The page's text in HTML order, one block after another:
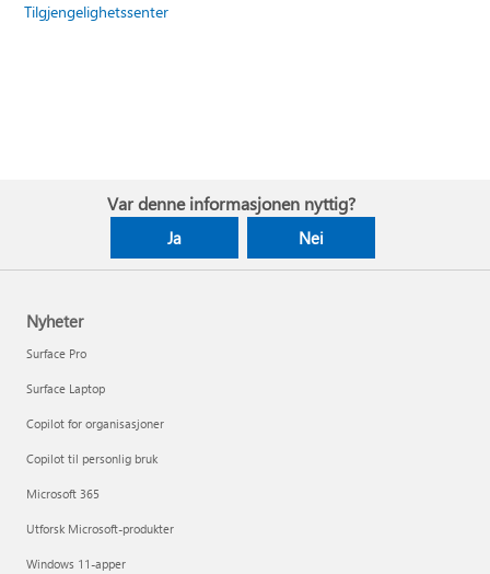
Tilgjengelighetssenter
Var denne informasjonen nyttig?
Ja Nei
Nyheter
Surface Pro
Surface Laptop
Copilot for organisasjoner
Copilot til personlig bruk
Microsoft 365
Utforsk Microsoft-produkter
Windows 11-apper